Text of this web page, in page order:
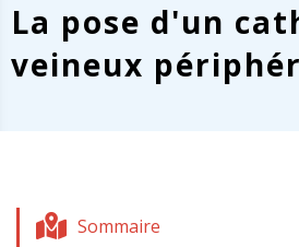
La pose d'un
veineux
Sommaire